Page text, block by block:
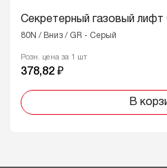
Секретерный газовый лифт
80N / Вниз / GR - Серый
Розн. цена за 1 шт
378,82 ₽
В